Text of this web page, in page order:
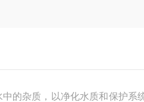
杂质，以净化水质和保护系